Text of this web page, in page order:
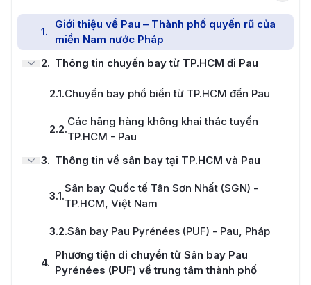
1.
Giới thiệu về Pau – Thành phố quyến rũ của
miền Nam nước Pháp
2. Thông tin chuyến bay từ TP.HCM đi Pau
2.1.Chuyến bay phổ biến từ TP.HCM đến Pau
2.2.
Các hãng hàng không khai thác tuyến
TP.HCM - Pau
3. Thông tin về sân bay tại TP.HCM và Pau
3.1.
Sân bay Quốc tế Tân Sơn Nhất (SGN) -
TP.HCM, Việt Nam
3.2.Sân bay Pau Pyrénées (PUF) - Pau, Pháp
4.
Phương tiện di chuyển từ Sân bay Pau
Pyrénées (PUF) về trung tâm thành phố